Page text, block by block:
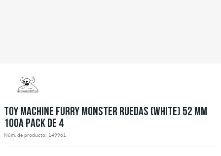
TOY MACHINE FURRY MONSTER RUEDAS (WHITE) 52 MM
100A PACK DE 4
Núm. de producto: 149961